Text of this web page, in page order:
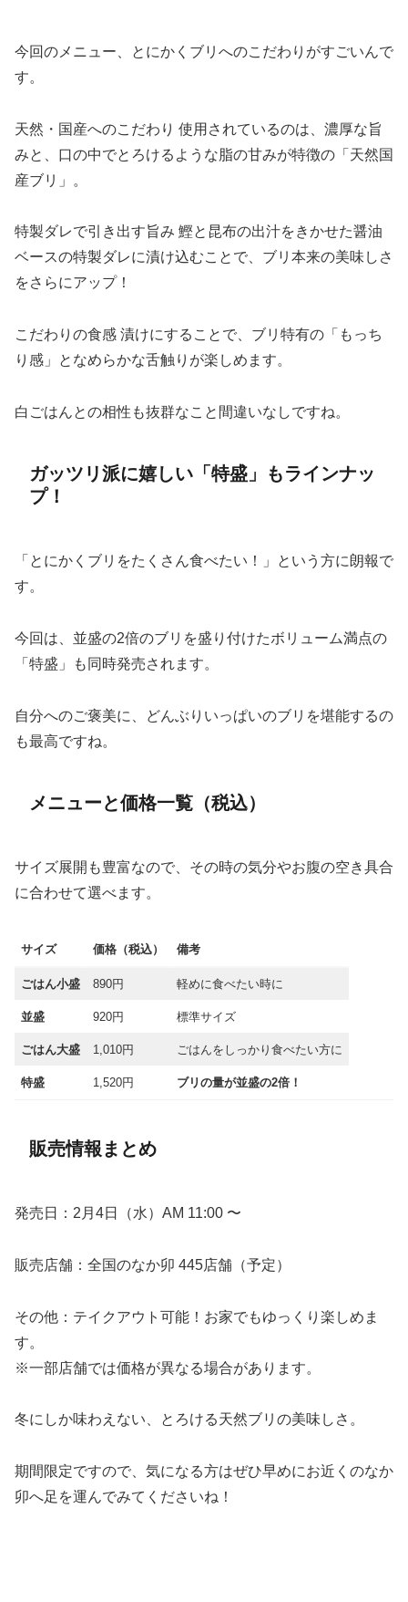
今回のメニュー、とにかくブリへのこだわりがすごいんで
す。
天然・国産へのこだわり 使用されているのは、濃厚な旨
みと、口の中でとろけるような脂の甘みが特徴の「天然国
産ブリ」。
特製ダレで引き出す旨み 鰹と昆布の出汁をきかせた醤油
ベースの特製ダレに漬け込むことで、ブリ本来の美味しさ
をさらにアップ！
こだわりの食感 漬けにすることで、ブリ特有の「もっち
り感」となめらかな舌触りが楽しめます。
白ごはんとの相性も抜群なこと間違いなしですね。
ガッツリ派に嬉しい「特盛」もラインナッ
プ！
「とにかくブリをたくさん食べたい！」という方に朗報で
す。
今回は、並盛の2倍のブリを盛り付けたボリューム満点の
「特盛」も同時発売されます。
自分へのご褒美に、どんぶりいっぱいのブリを堪能するの
も最高ですね。
メニューと価格一覧（税込）
サイズ展開も豊富なので、その時の気分やお腹の空き具合
に合わせて選べます。
サイズ 価格（税込） 備考
ごはん小盛 890円 軽めに食べたい時に
並盛 920円 標準サイズ
ごはん大盛 1,010円 ごはんをしっかり食べたい方に
特盛 1,520円 ブリの量が並盛の2倍！
販売情報まとめ
発売日：2月4日（水）AM 11:00 〜
販売店舗：全国のなか卯 445店舗（予定）
その他：テイクアウト可能！お家でもゆっくり楽しめま
す。
※一部店舗では価格が異なる場合があります。
冬にしか味わえない、とろける天然ブリの美味しさ。
期間限定ですので、気になる方はぜひ早めにお近くのなか
卯へ足を運んでみてくださいね！